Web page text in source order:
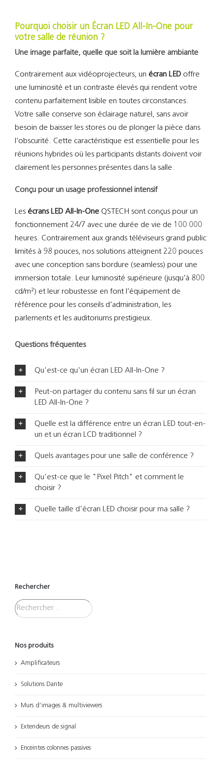
Pourquoi choisir un Écran LED All-In-One pour
votre salle de réunion ?
Une image parfaite, quelle que soit la lumière ambiante
Contrairement aux vidéoprojecteurs, un écran LED offre
une luminosité et un contraste élevés qui rendent votre
contenu parfaitement lisible en toutes circonstances.
Votre salle conserve son éclairage naturel, sans avoir
besoin de baisser les stores ou de plonger la pièce dans
l’obscurité. Cette caractéristique est essentielle pour les
réunions hybrides où les participants distants doivent voir
clairement les personnes présentes dans la salle.
Conçu pour un usage professionnel intensif
Les écrans LED All-In-One QSTECH sont conçus pour un
fonctionnement 24/7 avec une durée de vie de 100 000
heures. Contrairement aux grands téléviseurs grand public
limités à 98 pouces, nos solutions atteignent 220 pouces
avec une conception sans bordure (seamless) pour une
immersion totale. Leur luminosité supérieure (jusqu’à 800
cd/m²) et leur robustesse en font l’équipement de
référence pour les conseils d’administration, les
parlements et les auditoriums prestigieux.
Questions fréquentes
Qu'est-ce qu'un écran LED All-In-One ?
Peut-on partager du contenu sans fil sur un écran
LED All-In-One ?
Quelle est la différence entre un écran LED tout-en-
un et un écran LCD traditionnel ?
Quels avantages pour une salle de conférence ?
Qu'est-ce que le "Pixel Pitch" et comment le
choisir ?
Quelle taille d'écran LED choisir pour ma salle ?
Rechercher
Nos produits
Amplificateurs
Solutions Dante
Murs d’images & multiviewers
Extendeurs de signal
Enceintes colonnes passives